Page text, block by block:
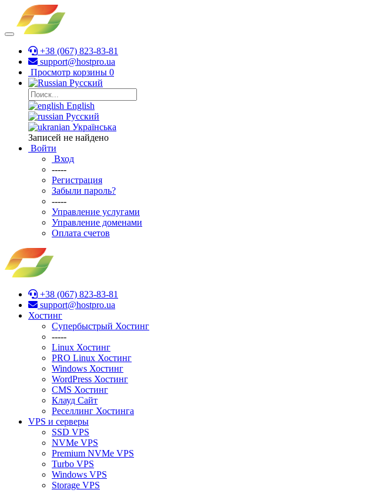
+38 (067) 823-83-81
support@hostpro.ua
Просмотр корзины 0
Русский
English
Русский
Українська
Записей не найдено
Войти
Вход
-----
Регистрация
Забыли пароль?
-----
Управление услугами
Управление доменами
Оплата счетов
+38 (067) 823-83-81
support@hostpro.ua
Хостинг
Супербыстрый Хостинг
-----
Linux Хостинг
PRO Linux Хостинг
Windows Хостинг
WordPress Хостинг
CMS Хостинг
Клауд Сайт
Реселлинг Хостинга
VPS и серверы
SSD VPS
NVMe VPS
Premium NVMe VPS
Turbo VPS
Windows VPS
Stоrage VPS